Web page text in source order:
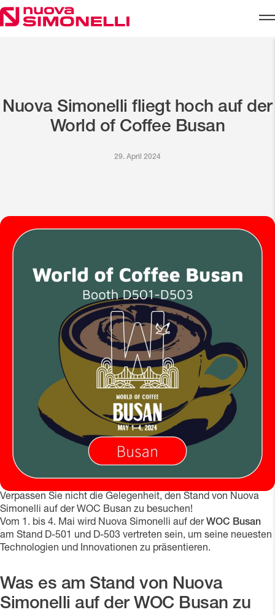
Skip to content
Nuova Simonelli fliegt hoch auf der
World of Coffee Busan
29. April 2024
Verpassen Sie nicht die Gelegenheit, den Stand von Nuova
Simonelli auf der WOC Busan zu besuchen!
Vom 1. bis 4. Mai wird Nuova Simonelli auf der WOC Busan
am Stand D-501 und D-503 vertreten sein, um seine neuesten
Technologien und Innovationen zu präsentieren.
Was es am Stand von Nuova
Simonelli auf der WOC Busan zu